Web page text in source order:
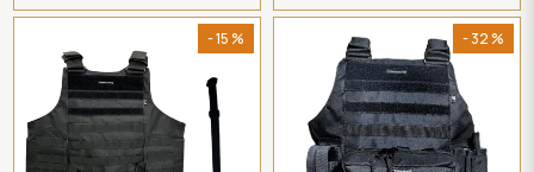
- 15 % - 32 %